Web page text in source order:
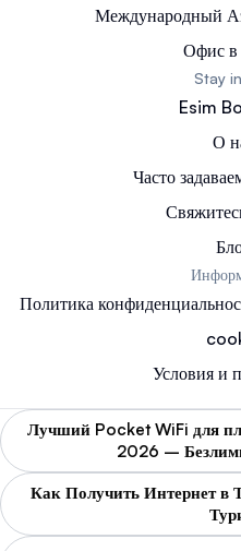
Международный
Офис в
Stay
Esim
О
Часто
Политика
Условия и
Лучший Pocket WiFi для
2026 –
Как Получить Интернет в